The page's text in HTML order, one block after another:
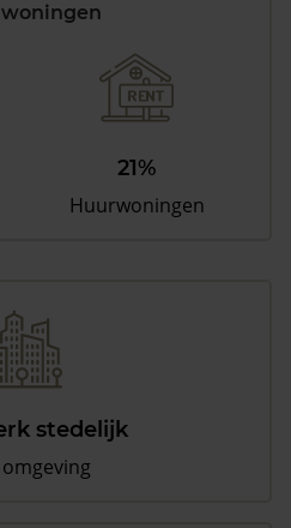
21%
Huurwoningen
stedelijk